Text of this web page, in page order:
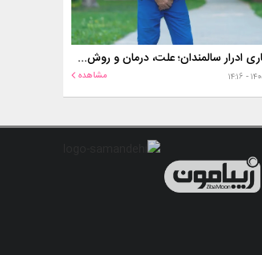
بی اختیاری ادرار سالمندان؛ علت، درمان و روش‌های کنترل در منزل
مشاهده